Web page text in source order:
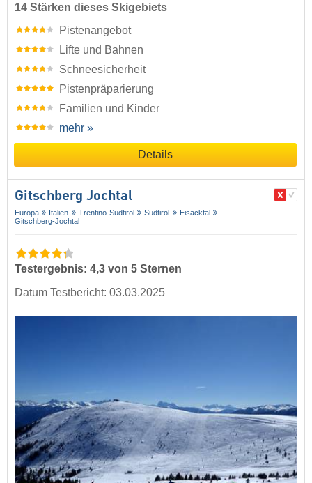
14 Stärken dieses Skigebiets
Pistenangebot
Lifte und Bahnen
Schneesicherheit
Pistenpräparierung
Familien und Kinder
mehr »
Details
Gitschberg Jochtal
Europa Italien Trentino-Südtirol Südtirol
Eisacktal
Gitschberg-Jochtal
Testergebnis: 4,3 von 5 Sternen
Datum Testbericht: 03.03.2025